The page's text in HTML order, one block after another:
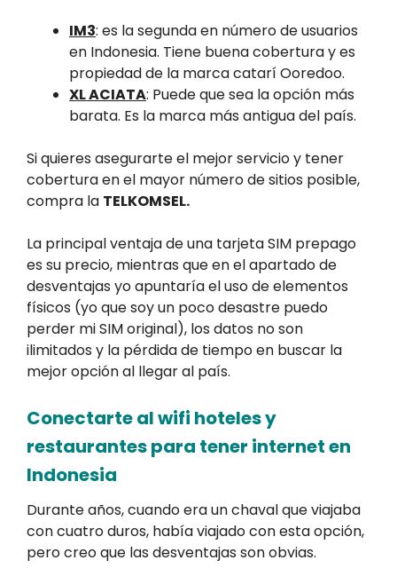
IM3: es la segunda en número de usuarios
en Indonesia. Tiene buena cobertura y es
propiedad de la marca catarí Ooredoo.
XL ACIATA: Puede que sea la opción más
barata. Es la marca más antigua del país.
Si quieres asegurarte el mejor servicio y tener
cobertura en el mayor número de sitios posible,
compra la TELKOMSEL.
La principal ventaja de una tarjeta SIM prepago
es su precio, mientras que en el apartado de
desventajas yo apuntaría el uso de elementos
físicos (yo que soy un poco desastre puedo
perder mi SIM original), los datos no son
ilimitados y la pérdida de tiempo en buscar la
mejor opción al llegar al país.
Conectarte al wifi hoteles y
restaurantes para tener internet en
Indonesia
Durante años, cuando era un chaval que viajaba
con cuatro duros, había viajado con esta opción,
pero creo que las desventajas son obvias.